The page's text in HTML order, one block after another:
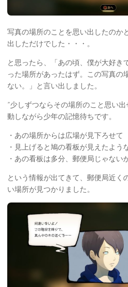
写真の場所のことを思い出したのか
出しただけでした・・・。
と思ったら、「あの頃、僕が大好き
った場所があったはず。この写真の
ない。」と言い出しました。
”少しずつならその場所のこと思い
動しながら少年の記憶待ちです。
・あの場所からは広場が見下ろせて
・見上げると鳩の看板が見えたよう
・あの看板は多分、郵便局じゃない
という情報が出てきて、郵便局近く
い場所が見つかりました。